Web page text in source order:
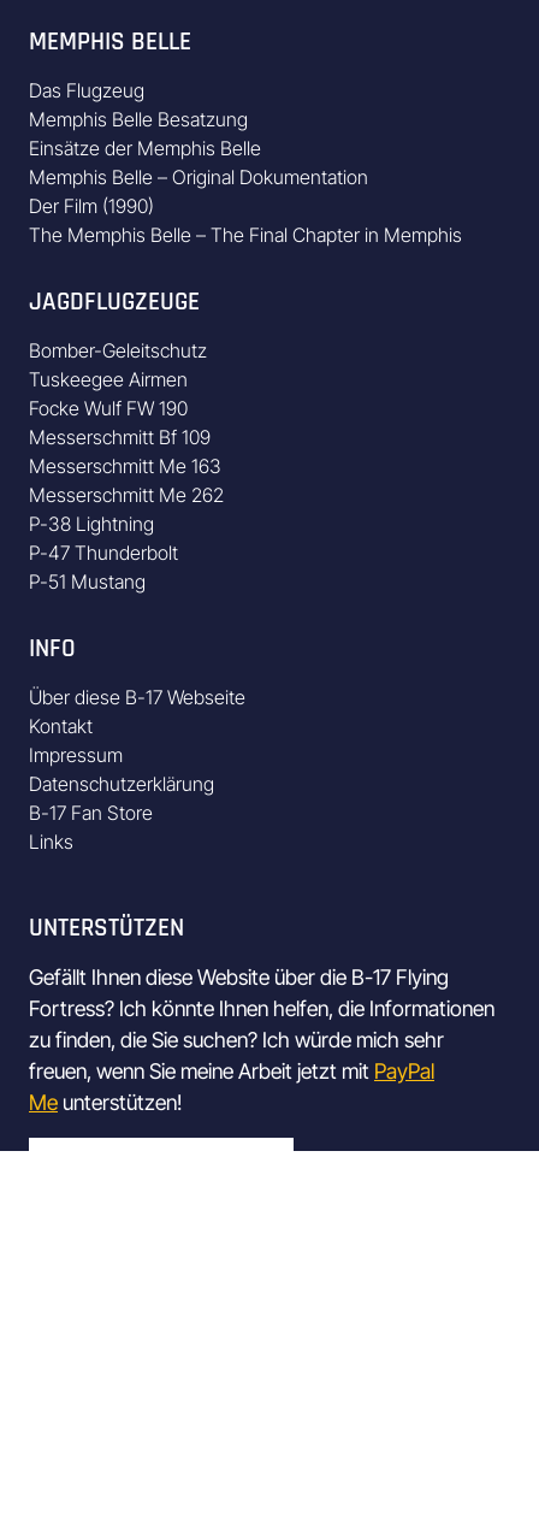
MEMPHIS BELLE
Das Flugzeug
Memphis Belle Besatzung
Einsätze der Memphis Belle
Memphis Belle – Original Dokumentation
Der Film (1990)
The Memphis Belle – The Final Chapter in Memphis
JAGDFLUGZEUGE
Bomber-Geleitschutz
Tuskeegee Airmen
Focke Wulf FW 190
Messerschmitt Bf 109
Messerschmitt Me 163
Messerschmitt Me 262
P-38 Lightning
P-47 Thunderbolt
P-51 Mustang
INFO
Über diese B-17 Webseite
Kontakt
Impressum
Datenschutzerklärung
B-17 Fan Store
Links
UNTERSTÜTZEN
Gefällt Ihnen diese Website über die B-17 Flying
Fortress? Ich könnte Ihnen helfen, die Informationen
zu finden, die Sie suchen? Ich würde mich sehr
freuen, wenn Sie meine Arbeit jetzt mit PayPal
Me unterstützen!